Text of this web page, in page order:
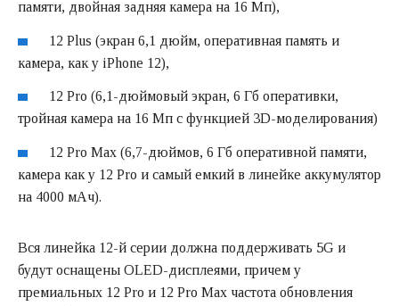
памяти, двойная задняя камера на 16 Мп),
12 Plus (экран 6,1 дюйм, оперативная память и
камера, как у iPhone 12),
12 Pro (6,1-дюймовый экран, 6 Гб оперативки,
тройная камера на 16 Мп с функцией 3D-моделирования)
12 Pro Max (6,7-дюймов, 6 Гб оперативной памяти,
камера как у 12 Pro и самый емкий в линейке аккумулятор
на 4000 мАч).
Вся линейка 12-й серии должна поддерживать 5G и
будут оснащены OLED-дисплеями, причем у
премиальных 12 Pro и 12 Pro Max частота обновления